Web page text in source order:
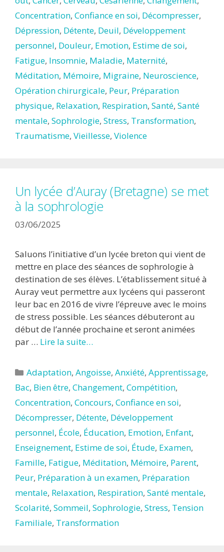
Concentration, Confiance en soi, Décompresser,
Dépression, Détente, Deuil, Développement
personnel, Douleur, Emotion, Estime de soi,
Fatigue, Insomnie, Maladie, Maternité,
Méditation, Mémoire, Migraine, Neuroscience,
Opération chirurgicale, Peur, Préparation
physique, Relaxation, Respiration, Santé, Santé
mentale, Sophrologie, Stress, Transformation,
Traumatisme, Vieillesse, Violence
Un lycée d’Auray (Bretagne) se met
à la sophrologie
03/06/2025
Saluons l’initiative d’un lycée breton qui vient de
mettre en place des séances de sophrologie à
destination de ses élèves. L’établissement situé à
Auray veut permettre aux lycéens qui passeront
leur bac en 2016 de vivre l’épreuve avec le moins
de stress possible. Les séances débuteront au
début de l’année prochaine et seront animées
par … Lire la suite…
Catégories
Adaptation,Angoisse,Anxiété,Apprentissage,
Bac, Bien être, Changement, Compétition,
Concentration, Concours, Confiance en soi,
Décompresser, Détente, Développement
personnel, École, Éducation, Emotion, Enfant,
Enseignement, Estime de soi, Étude, Examen,
Famille, Fatigue, Méditation, Mémoire, Parent,
Peur, Préparation à un examen, Préparation
mentale, Relaxation, Respiration, Santé mentale,
Scolarité, Sommeil, Sophrologie, Stress, Tension
Familiale, Transformation